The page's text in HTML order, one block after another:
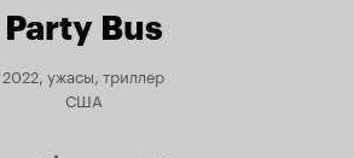
Party Bus
2022, ужасы, триллер
США